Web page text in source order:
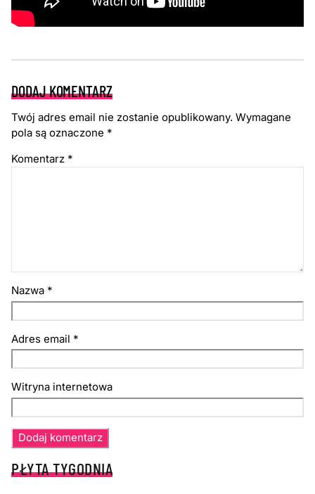
DODAJ KOMENTARZ
Twój adres email nie zostanie opublikowany. Wymagane
pola są oznaczone *
Komentarz *
Nazwa *
Adres email *
Witryna internetowa
PŁYTA TYGODNIA